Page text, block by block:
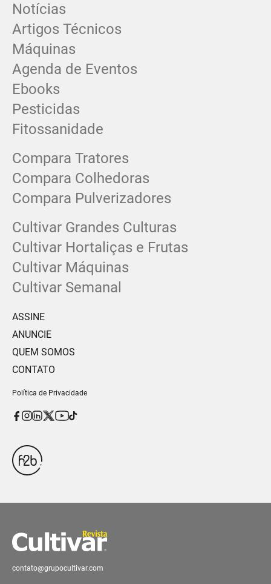
Notícias
Artigos Técnicos
Máquinas
Agenda de Eventos
Ebooks
Pesticidas
Fitossanidade
Compara Tratores
Compara Colhedoras
Compara Pulverizadores
Cultivar Grandes Culturas
Cultivar Hortaliças e Frutas
Cultivar Máquinas
Cultivar Semanal
ASSINE
ANUNCIE
QUEM SOMOS
CONTATO
Política de Privacidade
contato@grupocultivar.com